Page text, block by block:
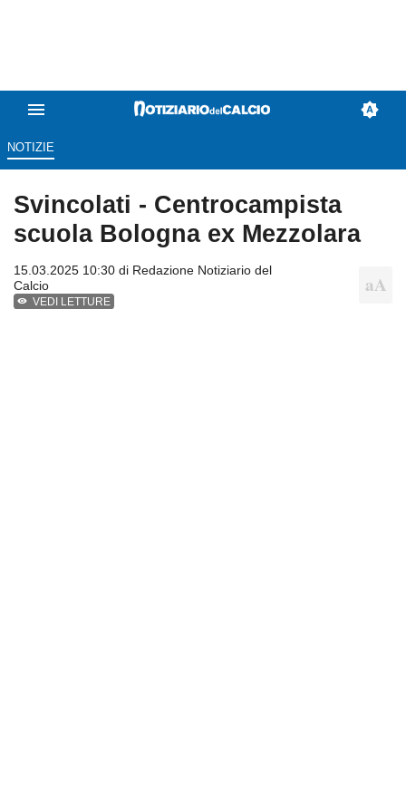
NOTIZIE
Svincolati - Centrocampista
scuola Bologna ex Mezzolara
15.03.2025 10:30 di Redazione Notiziario del
Calcio
VEDI LETTURE